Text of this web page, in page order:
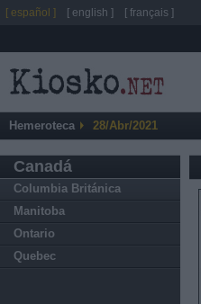
Hemeroteca 28/Abr/2021
Canadá
Columbia Británica
Manitoba
Ontario
Quebec
[ español ] [ english ] [ français ]